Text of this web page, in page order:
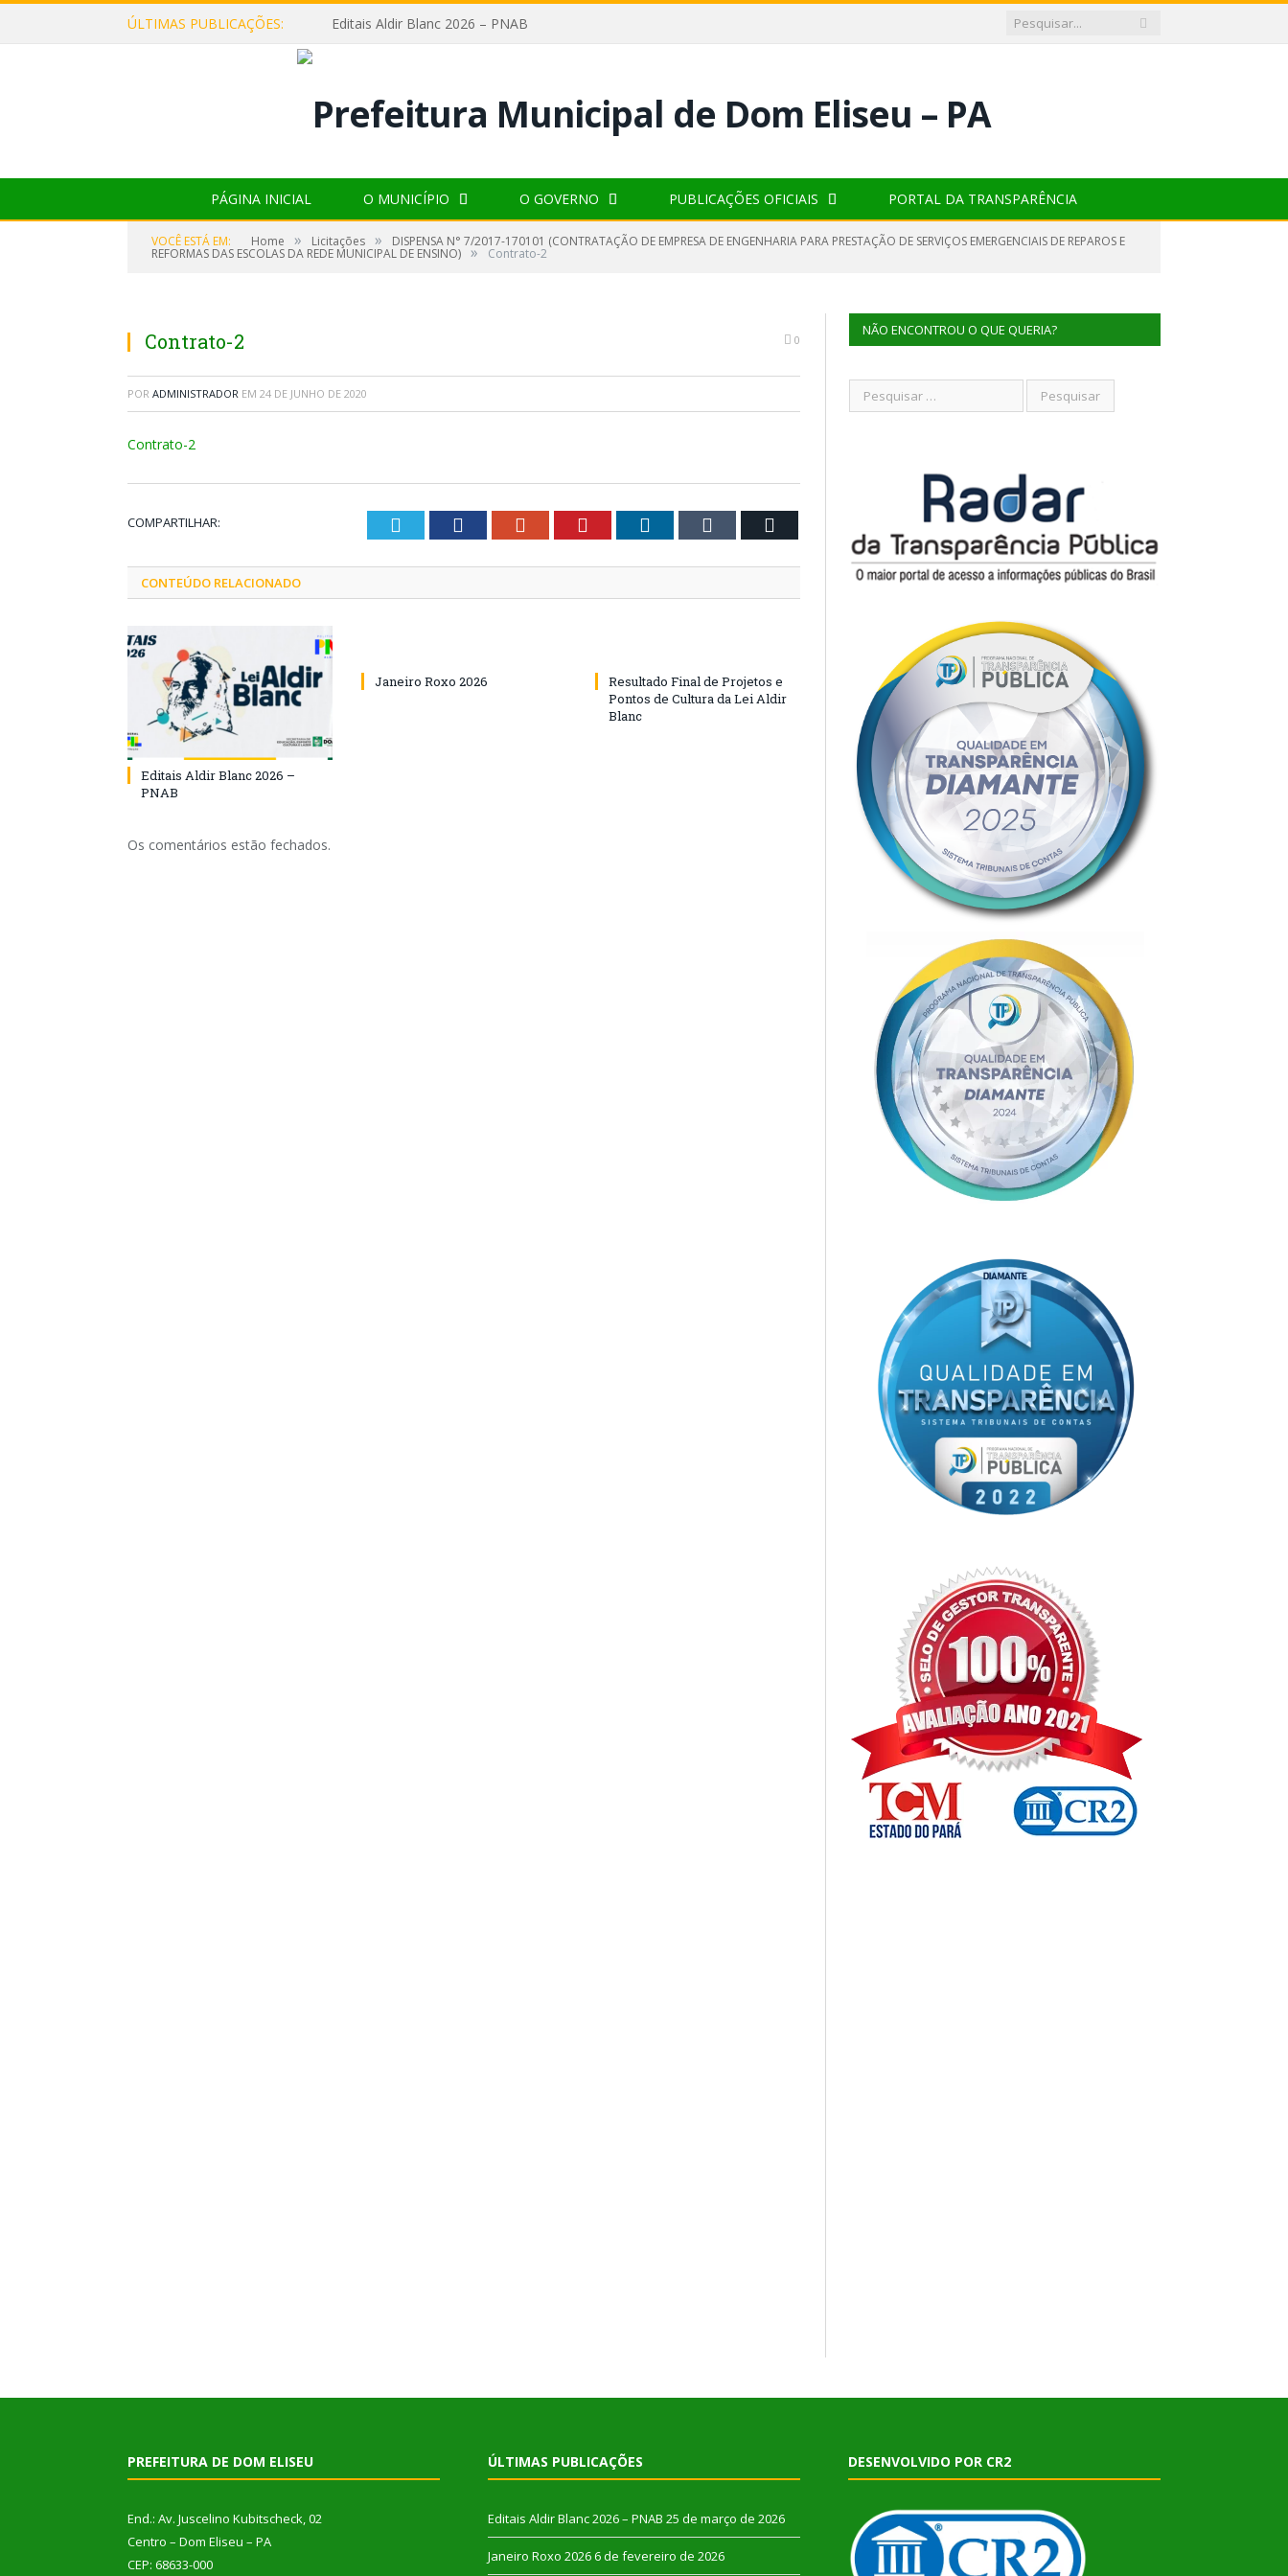
ÚLTIMAS PUBLICAÇÕES: Editais Aldir Blanc 2026 – PNAB
PÁGINA INICIAL O MUNICÍPIO O GOVERNO PUBLICAÇÕES OFICIAIS PORTAL DA TRANSPARÊNCIA
VOCÊ ESTÁ EM: Home » Licitações » DISPENSA N° 7/2017-170101 (CONTRATAÇÃO DE EMPRESA DE ENGENHARIA PARA PRESTAÇÃO DE SERVIÇOS EMERGENCIAIS DE REPAROS E
REFORMAS DAS ESCOLAS DA REDE MUNICIPAL DE ENSINO) » Contrato-2
Contrato-2 0
POR ADMINISTRADOR EM 24 DE JUNHO DE 2020
Contrato-2
COMPARTILHAR: Twitter Facebook Google+ Pinterest LinkedIn Tumblr
CONTEÚDO RELACIONADO
Editais Aldir Blanc 2026 –
PNAB
Janeiro Roxo 2026
Resultado Final de Projetos e
Pontos de Cultura da Lei Aldir
Blanc
Os comentários estão fechados.
NÃO ENCONTROU O QUE QUERIA?
PREFEITURA DE DOM ELISEU
End.: Av. Juscelino Kubitscheck, 02
Centro – Dom Eliseu – PA
CEP: 68633-000
ÚLTIMAS PUBLICAÇÕES
Editais Aldir Blanc 2026 – PNAB 25 de março de 2026
Janeiro Roxo 2026 6 de fevereiro de 2026
DESENVOLVIDO POR CR2